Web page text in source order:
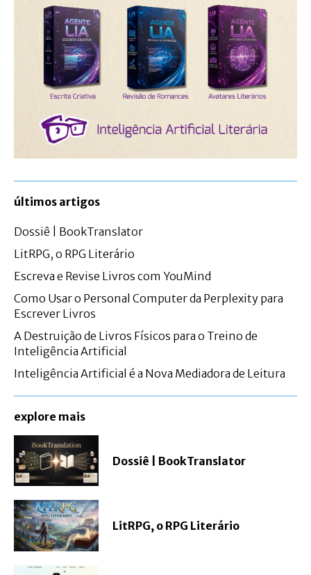
últimos artigos
Dossiê | BookTranslator
LitRPG, o RPG Literário
Escreva e Revise Livros com YouMind
Como Usar o Personal Computer da Perplexity para
Escrever Livros
A Destruição de Livros Físicos para o Treino de
Inteligência Artificial
Inteligência Artificial é a Nova Mediadora de Leitura
explore mais
Dossiê | BookTranslator
LitRPG, o RPG Literário